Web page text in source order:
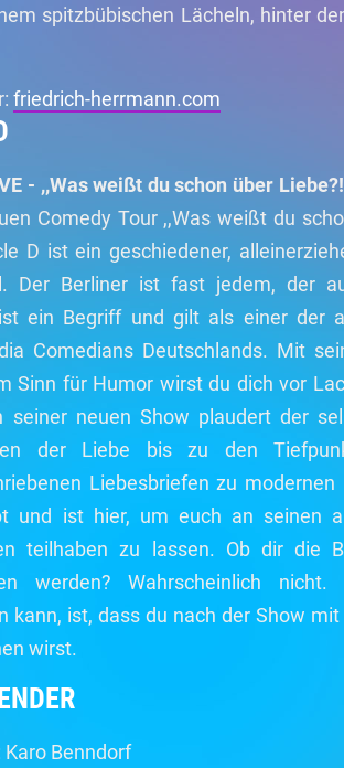
spitzbübischen Lächeln, hinter
friedrich-herrmann.com
- ,,Was weißt du schon über
Comedy Tour ,,Was weißt du
D ist ein geschiedener,
Der Berliner ist fast jedem, der
ein Begriff und gilt als einer der
Comedians Deutschlands. Mit
Sinn für Humor wirst du dich vor
seiner neuen Show plaudert der
der Liebe bis zu den
Liebesbriefen zu
und ist hier, um euch an seinen
teilhaben zu lassen. Ob dir die
werden? Wahrscheinlich
kann, ist, dass du nach der Show
wirst.
Benndorf